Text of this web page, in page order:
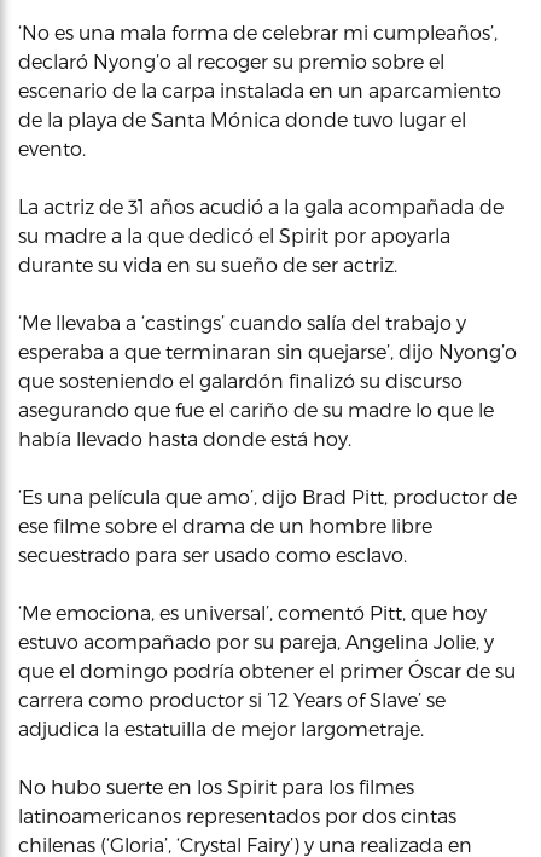
‘No es una mala forma de celebrar mi cumpleaños’,
declaró Nyong’o al recoger su premio sobre el
escenario de la carpa instalada en un aparcamiento
de la playa de Santa Mónica donde tuvo lugar el
evento.
La actriz de 31 años acudió a la gala acompañada de
su madre a la que dedicó el Spirit por apoyarla
durante su vida en su sueño de ser actriz.
‘Me llevaba a ‘castings’ cuando salía del trabajo y
esperaba a que terminaran sin quejarse’, dijo Nyong’o
que sosteniendo el galardón finalizó su discurso
asegurando que fue el cariño de su madre lo que le
había llevado hasta donde está hoy.
‘Es una película que amo’, dijo Brad Pitt, productor de
ese filme sobre el drama de un hombre libre
secuestrado para ser usado como esclavo.
‘Me emociona, es universal’, comentó Pitt, que hoy
estuvo acompañado por su pareja, Angelina Jolie, y
que el domingo podría obtener el primer Óscar de su
carrera como productor si ’12 Years of Slave’ se
adjudica la estatuilla de mejor largometraje.
No hubo suerte en los Spirit para los filmes
latinoamericanos representados por dos cintas
chilenas (‘Gloria’, ‘Crystal Fairy’) y una realizada en